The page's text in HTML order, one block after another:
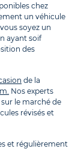
chez
un véhicule
soyez un
ayant soif
des
de la
Nos experts
le marché de
révisés et
et régulièrement